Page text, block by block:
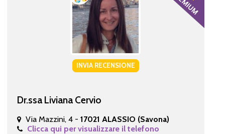
INVIA RECENSIONE
Dr.ssa Liviana Cervio
Via Mazzini, 4 - 17021 ALASSIO (Savona)
Clicca qui per visualizzare il telefono